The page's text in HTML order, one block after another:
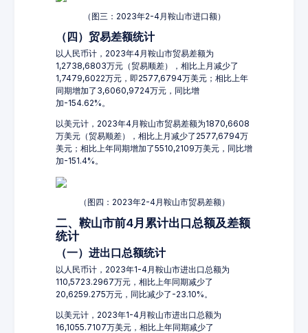
（图三：2023年2-4月鞍山市进口额）
（四）贸易差额统计
以人民币计，2023年4月鞍山市贸易差额为
1,2738,6803万元（贸易顺差），相比上月减少了
1,7479,6022万元，即2577,6794万美元；相比上年
同期增加了3,6060,9724万元，同比增
加-154.62%。
以美元计，2023年4月鞍山市贸易差额为1870,6608
万美元（贸易顺差），相比上月减少了2577,6794万
美元；相比上年同期增加了5510,2109万美元，同比增
加-151.4%。
（图四：2023年2-4月鞍山市贸易差额）
二、鞍山市前4月累计出口总额及差额
统计
（一）进出口总额统计
以人民币计，2023年1-4月鞍山市进出口总额为
110,5723.2967万元，相比上年同期减少了
20,6259.275万元，同比减少了-23.10%。
以美元计，2023年1-4月鞍山市进出口总额为
16,1055.7107万美元，相比上年同期减少了